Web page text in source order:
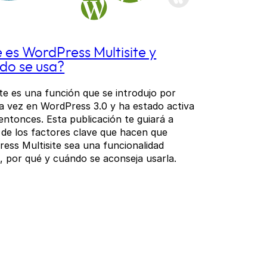
es WordPress Multisite y
se usa?
es una función que se introdujo por
vez en WordPress 3.0 y ha estado activa
Esta publicación te guiará a
los factores clave que hacen que
Multisite sea una funcionalidad
por qué y cuándo se aconseja usarla.